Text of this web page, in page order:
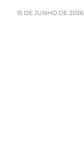
15 DE JUNHO DE 2026